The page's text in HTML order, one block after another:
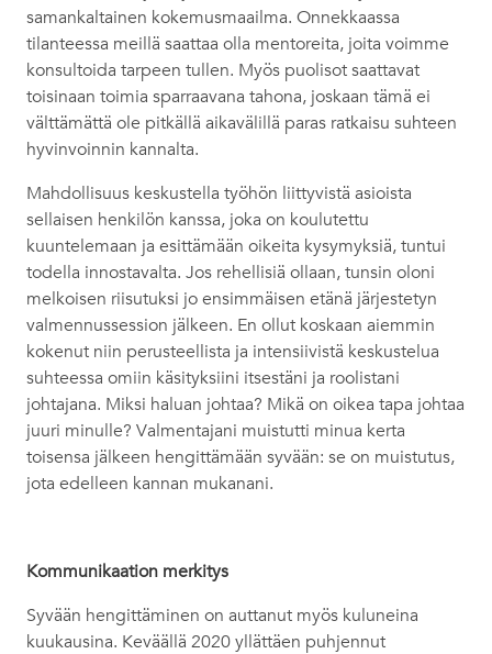
samankaltainen kokemusmaailma. Onnekkaassa
tilanteessa meillä saattaa olla mentoreita, joita voimme
konsultoida tarpeen tullen. Myös puolisot saattavat
toisinaan toimia sparraavana tahona, joskaan tämä ei
välttämättä ole pitkällä aikavälillä paras ratkaisu suhteen
hyvinvoinnin kannalta.
Mahdollisuus keskustella työhön liittyvistä asioista
sellaisen henkilön kanssa, joka on koulutettu
kuuntelemaan ja esittämään oikeita kysymyksiä, tuntui
todella innostavalta. Jos rehellisiä ollaan, tunsin oloni
melkoisen riisutuksi jo ensimmäisen etänä järjestetyn
valmennussession jälkeen. En ollut koskaan aiemmin
kokenut niin perusteellista ja intensiivistä keskustelua
suhteessa omiin käsityksiini itsestäni ja roolistani
johtajana. Miksi haluan johtaa? Mikä on oikea tapa johtaa
juuri minulle? Valmentajani muistutti minua kerta
toisensa jälkeen hengittämään syvään: se on muistutus,
jota edelleen kannan mukanani.
Kommunikaation merkitys
Syvään hengittäminen on auttanut myös kuluneina
kuukausina. Keväällä 2020 yllättäen puhjennut